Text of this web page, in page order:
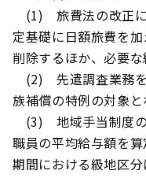
(1) 旅費法の改正
定基礎に日額旅費を
削除するほか、必要な
(2) 先遣調査業務を
族補償の特例の対象と
(3) 地域手当制度の
職員の平均給与額を
期間における級地区